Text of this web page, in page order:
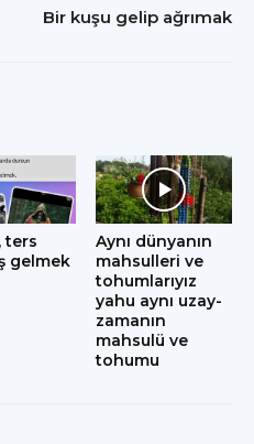
Bir kuşu gelip ağrımak
ters
gelmek
Aynı dünyanın
mahsulleri ve
tohumlarıyız
yahu aynı uzay-
zamanın
mahsulü ve
tohumu